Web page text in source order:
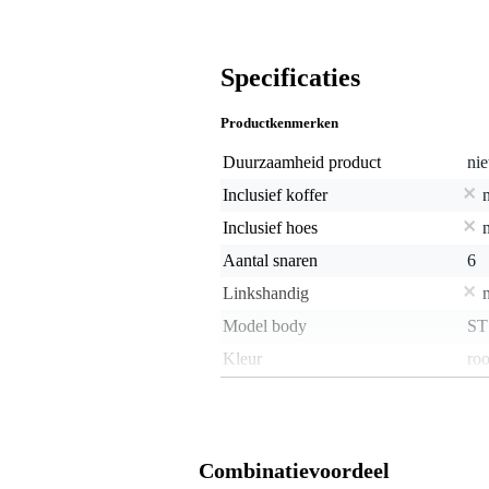
Specificaties
Productkenmerken
Duurzaamheid product
Inclusief koffer
Inclusief hoes
Aantal snaren
6
Linkshandig
Model body
ST
Kleur
Combinatievoordeel